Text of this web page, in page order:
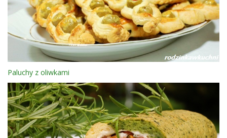
Paluchy z oliwkami